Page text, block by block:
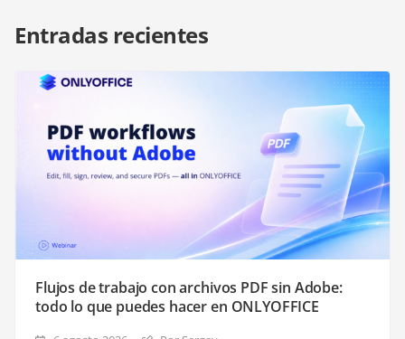
Entradas recientes
Flujos de trabajo con archivos PDF sin Adobe:
todo lo que puedes hacer en ONLYOFFICE